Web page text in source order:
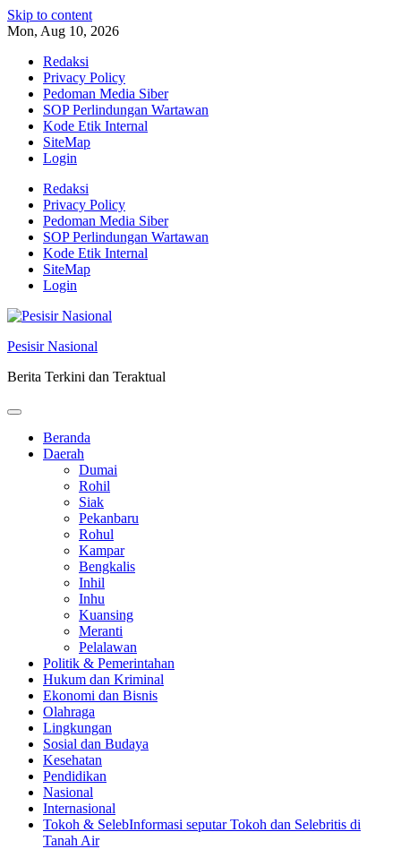
Skip to content
Mon, Aug 10, 2026
Redaksi
Privacy Policy
Pedoman Media Siber
SOP Perlindungan Wartawan
Kode Etik Internal
SiteMap
Login
Redaksi
Privacy Policy
Pedoman Media Siber
SOP Perlindungan Wartawan
Kode Etik Internal
SiteMap
Login
Pesisir Nasional
Berita Terkini dan Teraktual
Beranda
Daerah
Dumai
Rohil
Siak
Pekanbaru
Rohul
Kampar
Bengkalis
Inhil
Inhu
Kuansing
Meranti
Pelalawan
Politik & Pemerintahan
Hukum dan Kriminal
Ekonomi dan Bisnis
Olahraga
Lingkungan
Sosial dan Budaya
Kesehatan
Pendidikan
Nasional
Internasional
Tokoh & SelebInformasi seputar Tokoh dan Selebritis di
Tanah Air